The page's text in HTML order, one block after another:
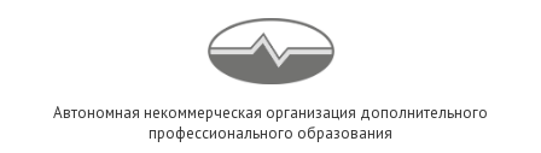
Автономная некоммерческая организация дополнительного
профессионального образования